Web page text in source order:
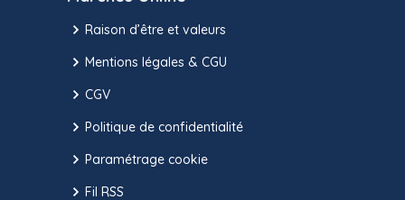
Raison d’être et valeurs
Mentions légales & CGU
CGV
Politique de confidentialité
Paramétrage cookie
Fil RSS